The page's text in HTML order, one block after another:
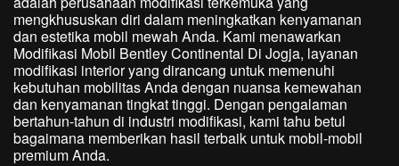
mengkhususkan diri dalam meningkatkan kenyamanan
dan estetika mobil mewah Anda. Kami menawarkan
Modifikasi Mobil Bentley Continental Di Jogja, layanan
modifikasi interior yang dirancang untuk memenuhi
kebutuhan mobilitas Anda dengan nuansa kemewahan
dan kenyamanan tingkat tinggi. Dengan pengalaman
bertahun-tahun di industri modifikasi, kami tahu betul
bagaimana memberikan hasil terbaik untuk mobil-mobil
premium Anda.